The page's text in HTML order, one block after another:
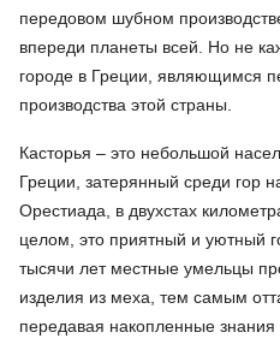
передовом шубном
впереди планеты всей. Но не
городе в Греции, являющимся
производства этой страны.
Касторья – это небольшой
Греции, затерянный среди гор
Орестиада, в двухстах
целом, это приятный и уютный
тысячи лет местные умельцы
изделия из меха, тем самым
передавая накопленные знания